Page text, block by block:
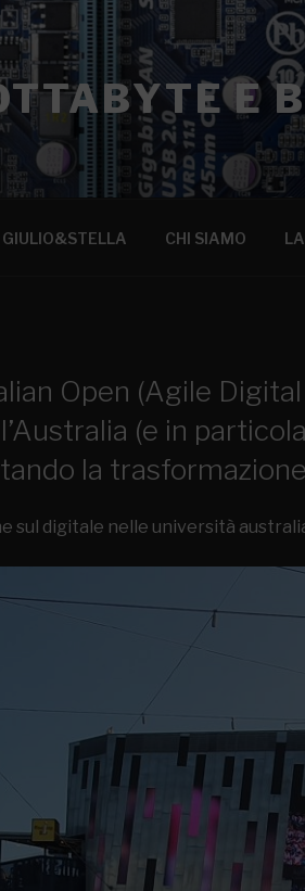
E
GIULIO&STELLA CHI SIAMO
Open (Agile
(e in
la
sul digitale nelle università